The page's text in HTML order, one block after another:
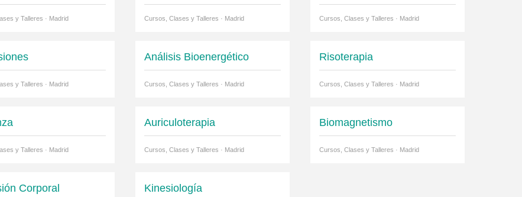
y Talleres · Madrid Cursos, Clases y Talleres · Madrid Cursos, Clases y Talleres · Madrid
y Talleres · Madrid
Análisis Bioenergético
Cursos, Clases y Talleres · Madrid
Risoterapia
Cursos, Clases y Talleres · Madrid
y Talleres · Madrid
Auriculoterapia
Cursos, Clases y Talleres · Madrid
Biomagnetismo
Cursos, Clases y Talleres · Madrid
Corporal Kinesiología